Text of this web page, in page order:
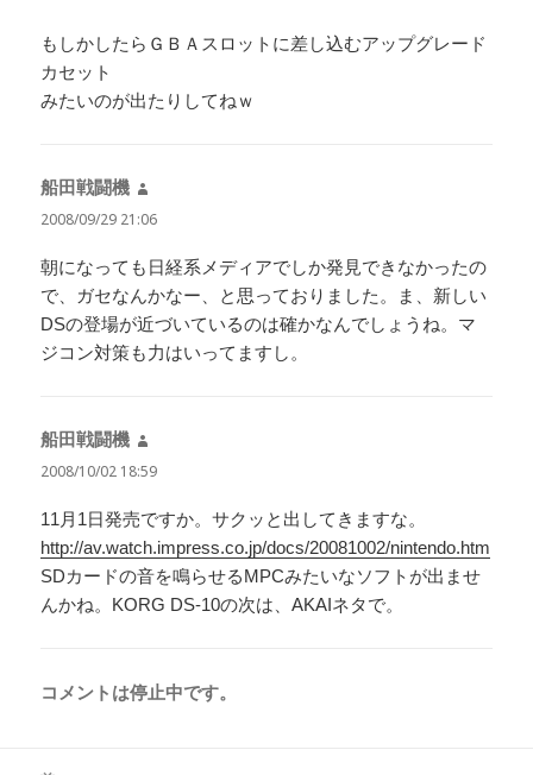
もしかしたらＧＢＡスロットに差し込むアップグレード
カセット
みたいのが出たりしてねｗ
船田戦闘機
り:
2008/09/29 21:06
朝になっても日経系メディアでしか発見できなかったの
で、ガセなんかなー、と思っておりました。ま、新しい
DSの登場が近づいているのは確かなんでしょうね。マ
ジコン対策も力はいってますし。
船田戦闘機
り:
2008/10/02 18:59
11月1日発売ですか。サクッと出してきますな。
http://av.watch.impress.co.jp/docs/20081002/nintendo.htm
SDカードの音を鳴らせるMPCみたいなソフトが出ませ
んかね。KORG DS-10の次は、AKAIネタで。
コメントは停止中です。